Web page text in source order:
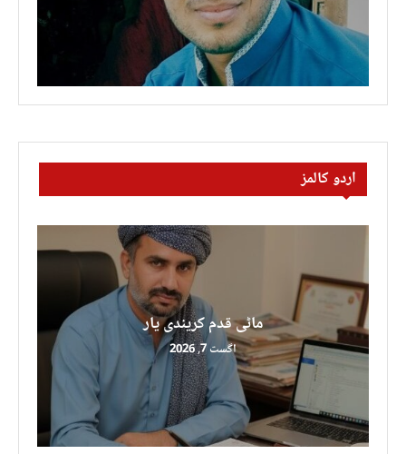
اردو کالمز
ماٹی قدم کریندی یار
اگست 7, 2026